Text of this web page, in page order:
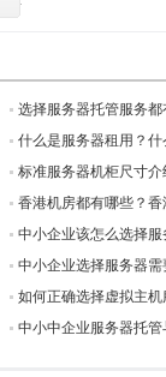
选择服务器托管服务
什么是服务器租用？
标准服务器机柜尺寸介
香港机房都有哪些？
中小企业该怎么选择服
中小企业选择服务器
如何正确选择虚拟主
中小中企业服务器托管